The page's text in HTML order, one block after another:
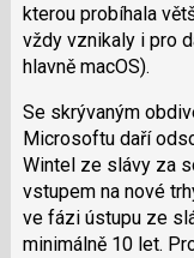
kterou probíhala
vždy vznikaly i pro
hlavně macOS).
Se skrývaným
Microsoftu daří
Wintel ze slávy za
vstupem na nové
ve fázi ústupu ze
minimálně 10 let.